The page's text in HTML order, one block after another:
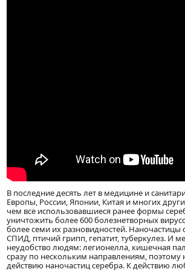
В последние десять лет в медицине и
Европы, России, Японии, Китая и многих
чем все использовавшиеся ранее формы
уничтожить более 600 болезнетворных
более семи их разновидностей.
СПИД, птичий грипп, гепатит, туберкулез.
неудобство людям: легионелла, кишечная
сразу по нескольким направлениям,
действию наночастиц серебра. К действию